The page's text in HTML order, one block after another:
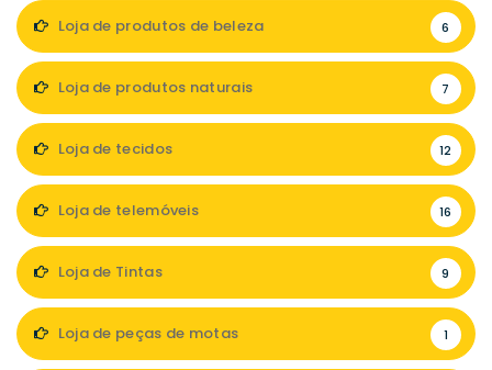
Loja de produtos de beleza 6
Loja de produtos naturais 7
Loja de tecidos 12
Loja de telemóveis 16
Loja de Tintas 9
Loja de peças de motas 1